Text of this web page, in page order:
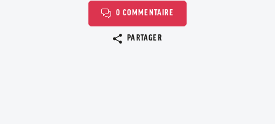
0 COMMENTAIRE
PARTAGER